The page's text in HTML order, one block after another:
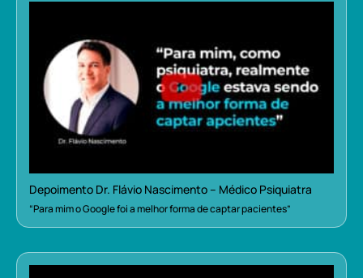
Depoimento Dr. Flávio Nascimento – Médico Psiquiatra
“Para mim o Google foi a melhor forma de captar pacientes”